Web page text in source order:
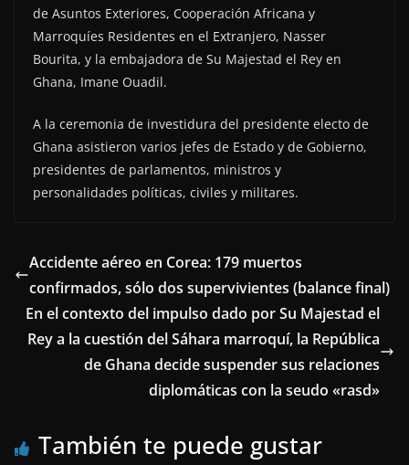
de Asuntos Exteriores, Cooperación Africana y
Marroquíes Residentes en el Extranjero, Nasser
Bourita, y la embajadora de Su Majestad el Rey en
Ghana, Imane Ouadil.
A la ceremonia de investidura del presidente electo de
Ghana asistieron varios jefes de Estado y de Gobierno,
presidentes de parlamentos, ministros y
personalidades políticas, civiles y militares.
Accidente aéreo en Corea: 179 muertos
confirmados, sólo dos supervivientes (balance final)
En el contexto del impulso dado por Su Majestad el
Rey a la cuestión del Sáhara marroquí, la República
de Ghana decide suspender sus relaciones
diplomáticas con la seudo «rasd»
También te puede gustar